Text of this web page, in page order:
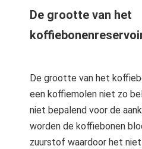
De grootte van het
De grootte van het
een koffiemolen niet zo
niet bepalend voor de
worden de koffiebonen
zuurstof waardoor het